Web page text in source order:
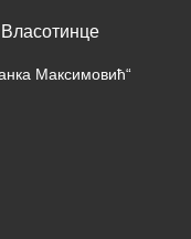
Максимовић“